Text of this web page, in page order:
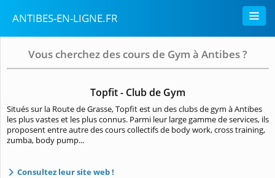
ANTIBES-EN-LIGNE.FR
Vous cherchez des cours de Gym à Antibes ?
Topfit - Club de Gym
Situés sur la Route de Grasse, Topfit est un des clubs de gym à Antibes
les plus vastes et les plus connus. Parmi leur large gamme de services, ils
proposent entre autre des cours collectifs de body work, cross training,
zumba, body pump...
Consultez leur site web !